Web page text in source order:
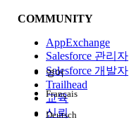
경험
COMMUNITY
AppExchange
Salesforce 관리자
Salesforce 개발자
Trailhead
교육
신뢰
영어
Français
Deutsch